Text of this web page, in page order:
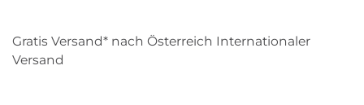
Gratis Versand* nach Österreich Internationaler
Versand